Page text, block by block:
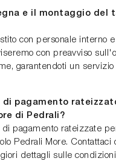
e il montaggio del
con personale interno
con preavviso
garantendoti un
di pagamento
di Pedrali?
pagamento rateizzate
Pedrali More. Contattaci
dettagli sulle